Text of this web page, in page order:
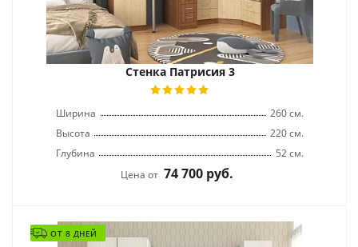
Стенка Патрисия 3
Ширина
260 см.
Высота
220 см.
Глубина
52 см.
Цена от 74 700 руб.
ОТ 8 ДНЕЙ